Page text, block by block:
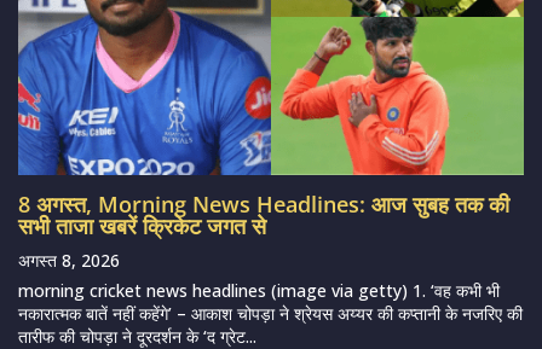
8 अगस्त, Morning News Headlines: आज सुबह तक की
सभी ताजा खबरें क्रिकेट जगत से
अगस्त 8, 2026
morning cricket news headlines (image via getty) 1. ‘वह कभी भी
नकारात्मक बातें नहीं कहेंगे’ – आकाश चोपड़ा ने श्रेयस अय्यर की कप्तानी के नजरिए की
तारीफ की चोपड़ा ने दूरदर्शन के ‘द ग्रेट...